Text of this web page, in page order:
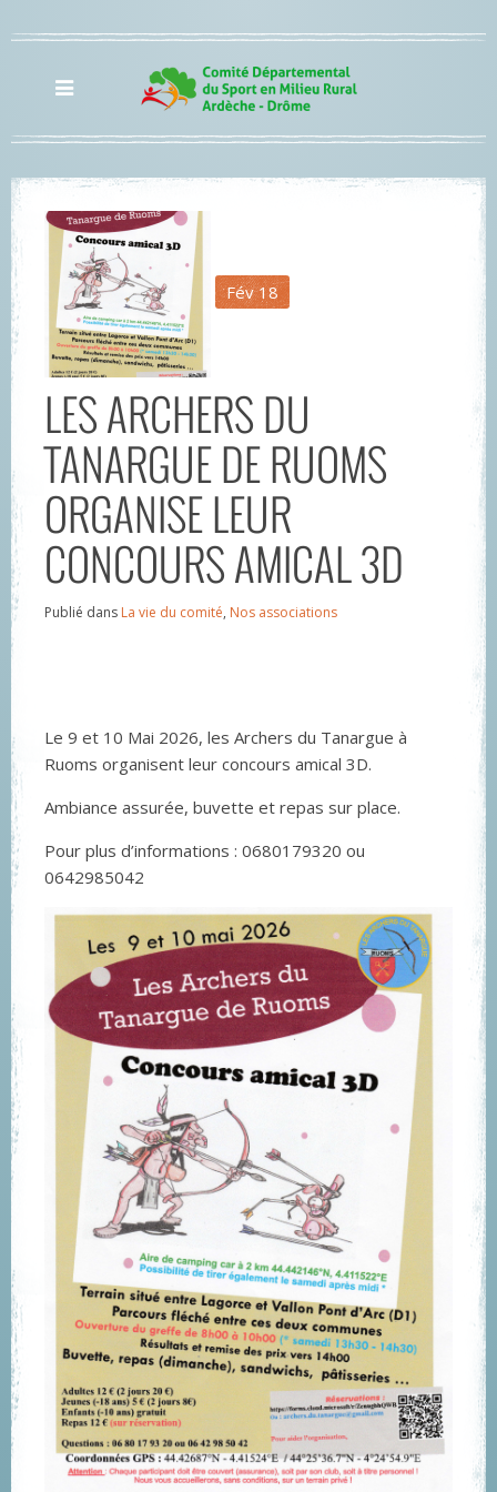
Fév 18
LES ARCHERS DU
TANARGUE DE RUOMS
ORGANISE LEUR
CONCOURS AMICAL 3D
Publié dans La vie du comité, Nos associations
Le 9 et 10 Mai 2026, les Archers du Tanargue à
Ruoms organisent leur concours amical 3D.
Ambiance assurée, buvette et repas sur place.
Pour plus d’informations : 0680179320 ou
0642985042